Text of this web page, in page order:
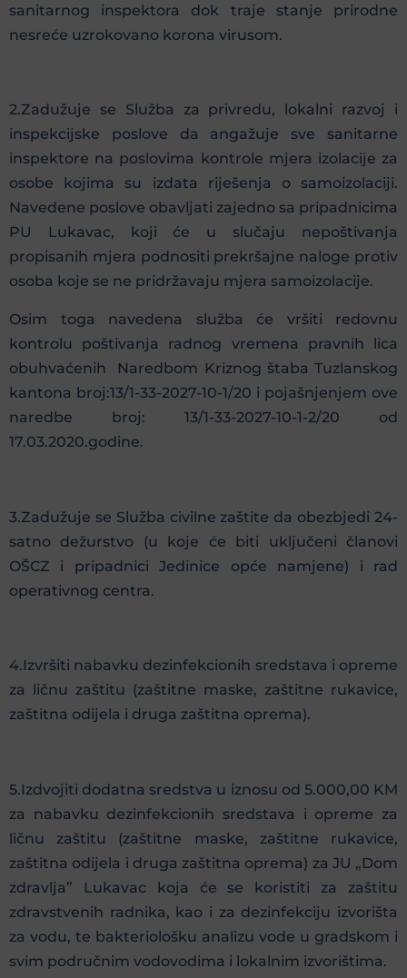
sanitarnog inspektora dok traje stanje prirodne
nesreće uzrokovano korona virusom.
2.Zadužuje se Služba za privredu, lokalni razvoj i
inspekcijske poslove da angažuje sve sanitarne
inspektore na poslovima kontrole mjera izolacije za
osobe kojima su izdata riješenja o samoizolaciji.
Navedene poslove obavljati zajedno sa pripadnicima
PU Lukavac, koji će u slučaju nepoštivanja
propisanih mjera podnositi prekršajne naloge protiv
osoba koje se ne pridržavaju mjera samoizolacije.
Osim toga navedena služba će vršiti redovnu
kontrolu poštivanja radnog vremena pravnih lica
obuhvaćenih Naredbom Kriznog štaba Tuzlanskog
kantona broj:13/1-33-2027-10-1/20 i pojašnjenjem ove
naredbe broj: 13/1-33-2027-10-1-2/20 od
17.03.2020.godine.
3.Zadužuje se Služba civilne zaštite da obezbjedi 24-
satno dežurstvo (u koje će biti uključeni članovi
OŠCZ i pripadnici Jedinice opće namjene) i rad
operativnog centra.
4.Izvršiti nabavku dezinfekcionih sredstava i opreme
za ličnu zaštitu (zaštitne maske, zaštitne rukavice,
zaštitna odijela i druga zaštitna oprema).
5.Izdvojiti dodatna sredstva u iznosu od 5.000,00 KM
za nabavku dezinfekcionih sredstava i opreme za
ličnu zaštitu (zaštitne maske, zaštitne rukavice,
zaštitna odijela i druga zaštitna oprema) za JU „Dom
zdravlja” Lukavac koja će se koristiti za zaštitu
zdravstvenih radnika, kao i za dezinfekciju izvorišta
za vodu, te bakteriološku analizu vode u gradskom i
svim područnim vodovodima i lokalnim izvorištima.